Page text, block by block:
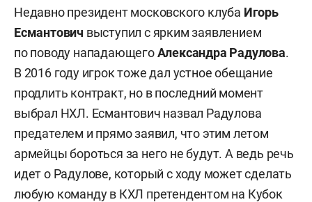
Недавно президент московского клуба Игорь
Есмантович выступил с ярким заявлением
по поводу нападающегоАлександра Радулова.
В 2016 году игрок тоже дал устное обещание
продлить контракт, но в последний момент
выбрал НХЛ. Есмантович назвал Радулова
предателем и прямо заявил, что этим летом
армейцы бороться за него не будут. А ведь речь
идет о Радулове, который с ходу может сделать
любую команду в КХЛ претендентом на Кубок